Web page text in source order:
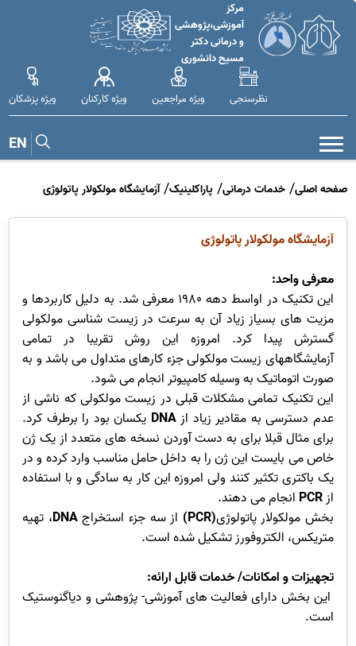
مرکز
آموزشی،پژوهشی
و درمانی دکتر
مسیح دانشوری
نظرسنجی ویژه مراجعین ویژه کارکنان ویژه پزشکان
EN
صفحه اصلی خدمات درمانی پاراکلینیک آزمایشگاه مولکولار پاتولوژی
آزمایشگاهمولکولار پاتولوژی
معرفی واحد:
این تکنیک در اواسط دهه 1980 معرفی شد. به دلیل کاربردها و
مزیت های بسیاز زیاد آن به سرعت در زیست شناسی مولکولی
گسترش پیدا کرد. امروزه این روش تقریبا در تمامی
آزمایشگاههای زیست مولکولی جزء کارهای متداول می باشد و به
صورت اتوماتیک به وسیله کامپیوتر انجام می شود.
این تکنیک تمامی مشکلات قبلی در زیست مولکولی که ناشی از
عدم دسترسی به مقادیر زیاد ازDNA یکسان بود را برطرف کرد.
برای مثال قبلا برای به دست آوردن نسخه های متعدد از یک ژن
خاص می بایست این ژن را به داخل حامل مناسب وارد کرده و در
یک باکتری تکثیر کنند ولی امروزه این کار به سادگی و با استفاده
ازPCR انجام می دهند.
بخش مولکولار پاتولوژی(PCR) از سه جزء استخراجDNA، تهیه
متریکس، الکتروفورز تشکیل شده است.
تجهیزات و امکانات/ خدمات قابل ارائه:
این بخش دارای فعالیت های آموزشی- پژوهشی و دیاگنوستیک
است.